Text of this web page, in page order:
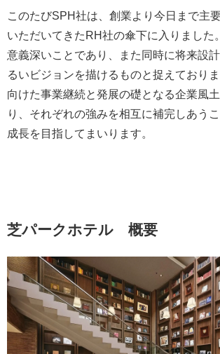
このたびSPH社は、創業より今日まで主
いただいてきたRH社の傘下に入りました
意義深いことであり、また同時に将来設
るいビジョンを描けるものと捉えており
向けた事業継続と発展の礎となる企業風
り、それぞれの強みを相互に補完しあう
成長を目指してまいります。
芝パークホテル 概要